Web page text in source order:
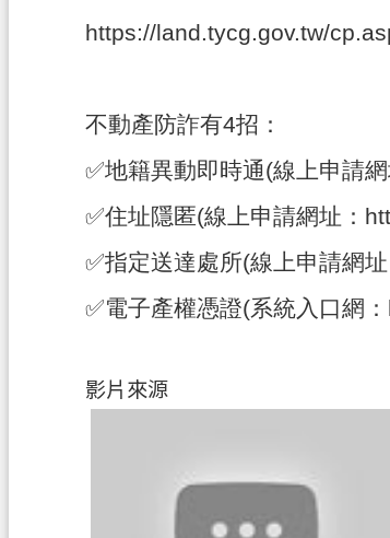
https://land.tycg.gov.tw/
不動產防詐有4招：
✅地籍異動即時通(線上申請網
✅住址隱匿(線上申請網址：
✅指定送達處所(線上申請網址
✅電子產權憑證(系統入口網：
影片來源